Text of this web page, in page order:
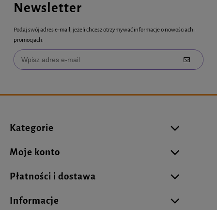
Newsletter
Podaj swój adres e-mail, jeżeli chcesz otrzymywać informacje o nowościach i
promocjach.
Kategorie
Moje konto
Płatności i dostawa
Informacje